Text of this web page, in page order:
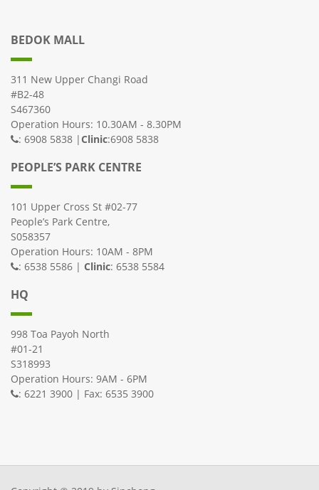
BEDOK MALL
311 New Upper Changi Road
#B2-48
S467360
Operation Hours: 10.30AM - 8.30PM
: 6908 5838 | Clinic:6908 5838
PEOPLE’S PARK CENTRE
101 Upper Cross St #02-77
People’s Park Centre,
S058357
Operation Hours: 10AM - 8PM
: 6538 5586 | Clinic: 6538 5584
HQ
998 Toa Payoh North
#01-21
S318993
Operation Hours: 9AM - 6PM
: 6221 3900 | Fax: 6535 3900